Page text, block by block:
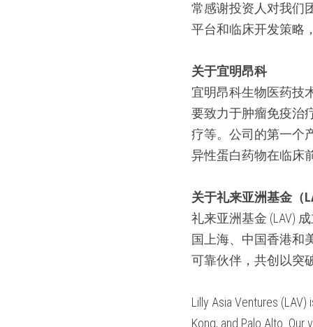
常感谢投资人对我们
平台和临床开发策略
关于宜明昂科
宜明昂科生物医药技
要致力于肿瘤免疫治
疗等。公司的第一个
异性蛋白药物在临床
关于礼来亚洲基金（
礼来亚洲基金 (LAV)
国上海、中国香港和
可靠伙伴，共创以突
Lilly Asia Ventures
Kong, and Palo Alto.